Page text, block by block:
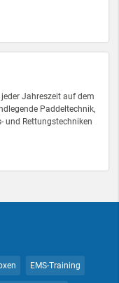
Jahreszeit auf dem
Paddeltechnik,
und Rettungstechniken
EMS-Training